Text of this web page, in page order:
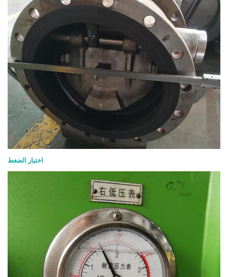
اختبار الضغط